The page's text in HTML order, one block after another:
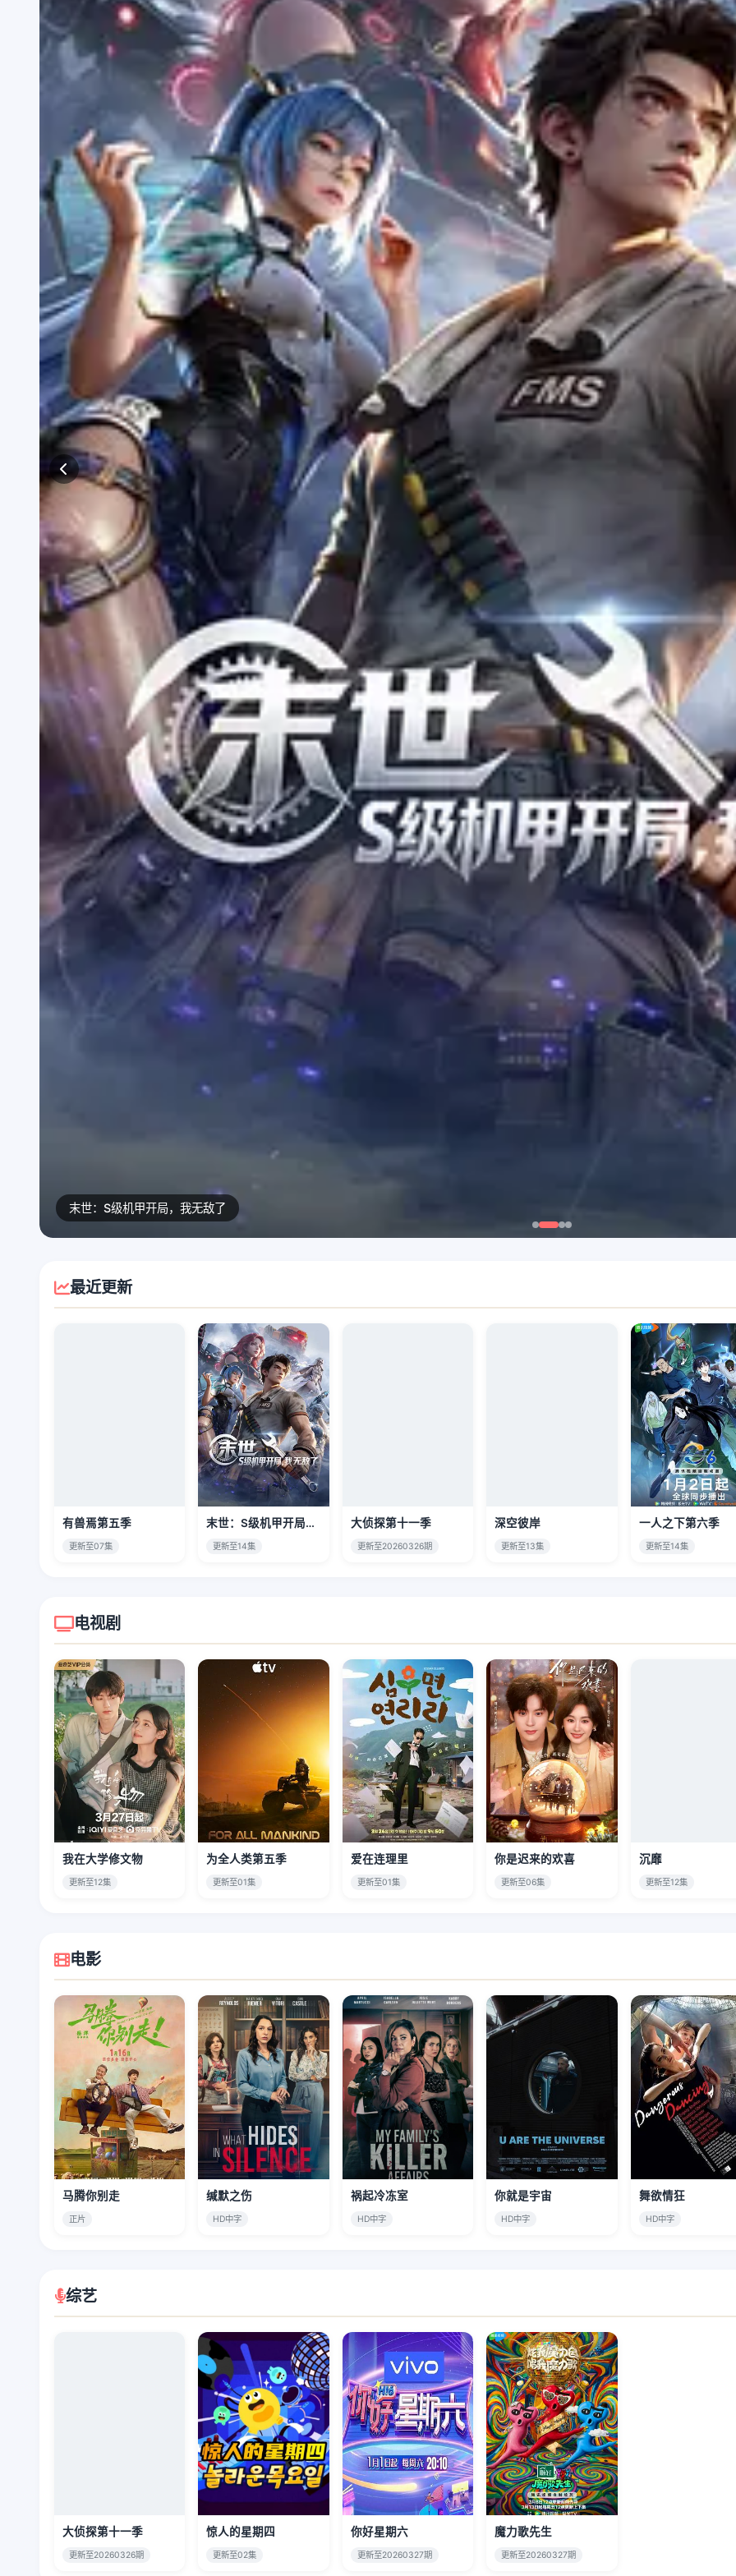
末世：S级机甲开局，我无敌了
最近更新
有兽焉第五季
更新至07集
末世：S级机甲开局，我无敌了
更新至14集
大侦探第十一季
更新至20260326期
深空彼岸
更新至13集
一人之下第六季
更新至14集
电视剧
我在大学修文物
更新至12集
为全人类第五季
更新至01集
爱在连理里
更新至01集
你是迟来的欢喜
更新至06集
沉靡
更新至12集
电影
马腾你别走
正片
缄默之伤
HD中字
祸起冷冻室
HD中字
你就是宇宙
HD中字
舞欲情狂
HD中字
综艺
大侦探第十一季
更新至20260326期
惊人的星期四
更新至02集
你好星期六
更新至20260327期
魔力歌先生
更新至20260327期